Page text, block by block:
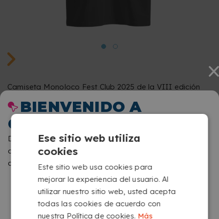
BIENVENIDO A
COPYKREA
Detectamos que navegas desde una ubicación
diferente a la que corresponde a esta web. Por favor,
confírmanos que sitio quieres visitar
Camiseta Monoloco Fest Club 2025 de la VIII edición
del festival. Disponible en tallas XS, S, M, L, XL y XXL.
Merchandising oficial Monoloco x Copykrea.
SELECCIONA UNA TALLA
XS XLXXL
19,95€
Ese sitio web utiliza
cookies
Este sitio web usa cookies para
mejorar la experiencia del usuario. Al
utilizar nuestro sitio web, usted acepta
todas las cookies de acuerdo con
nuestra Política de cookies. Más